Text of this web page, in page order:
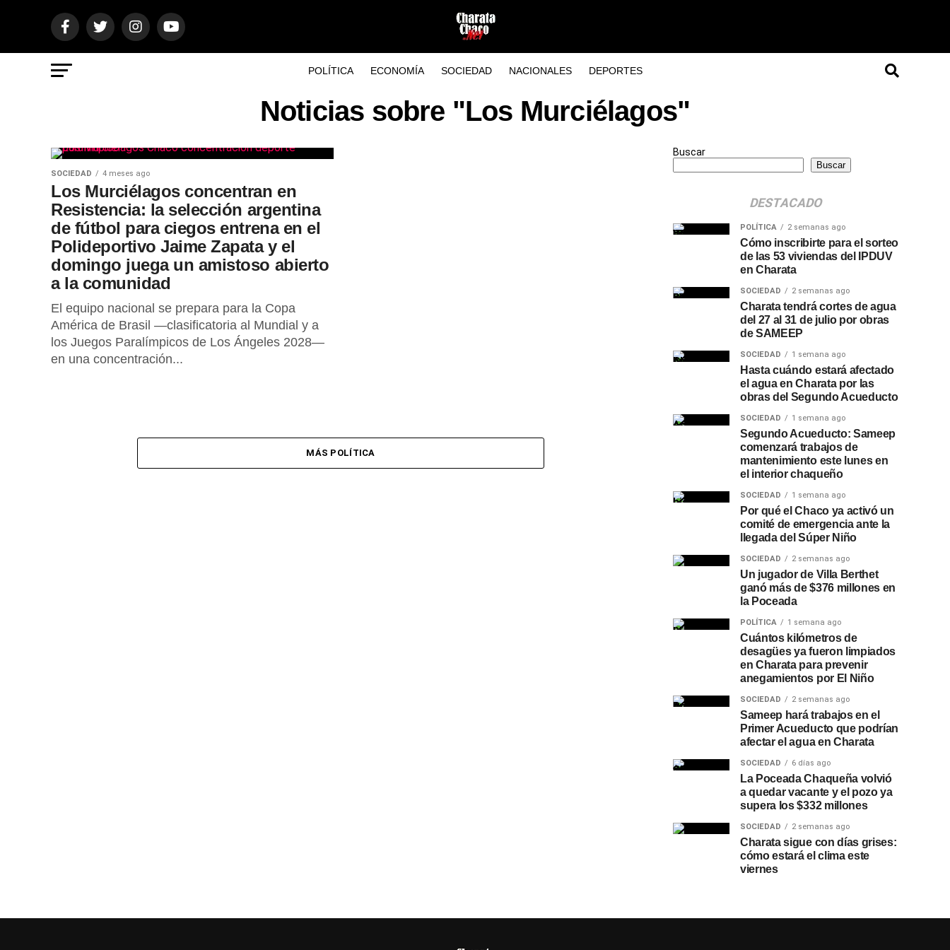
POLÍTICA ECONOMÍA SOCIEDAD NACIONALES DEPORTES
Noticias sobre "Los Murciélagos"
SOCIEDAD 4 meses ago
Los Murciélagos concentran en
Resistencia: la selección argentina
de fútbol para ciegos entrena en el
Polideportivo Jaime Zapata y el
domingo juega un amistoso abierto
a la comunidad
El equipo nacional se prepara para la Copa
América de Brasil —clasificatoria al Mundial y a
los Juegos Paralímpicos de Los Ángeles 2028—
en una concentración...
MÁS POLÍTICA
Buscar
Buscar
DESTACADO
POLÍTICA 2 semanas ago
Cómo inscribirte para el sorteo
de las 53 viviendas del IPDUV
en Charata
SOCIEDAD 2 semanas ago
Charata tendrá cortes de agua
del 27 al 31 de julio por obras
de SAMEEP
SOCIEDAD 1 semana ago
Hasta cuándo estará afectado
el agua en Charata por las
obras del Segundo Acueducto
SOCIEDAD 1 semana ago
Segundo Acueducto: Sameep
comenzará trabajos de
mantenimiento este lunes en
el interior chaqueño
SOCIEDAD 1 semana ago
Por qué el Chaco ya activó un
comité de emergencia ante la
llegada del Súper Niño
SOCIEDAD 2 semanas ago
Un jugador de Villa Berthet
ganó más de $376 millones en
la Poceada
POLÍTICA 1 semana ago
Cuántos kilómetros de
desagües ya fueron limpiados
en Charata para prevenir
anegamientos por El Niño
SOCIEDAD 2 semanas ago
Sameep hará trabajos en el
Primer Acueducto que podrían
afectar el agua en Charata
SOCIEDAD 6 días ago
La Poceada Chaqueña volvió
a quedar vacante y el pozo ya
supera los $332 millones
SOCIEDAD 2 semanas ago
Charata sigue con días grises:
cómo estará el clima este
viernes